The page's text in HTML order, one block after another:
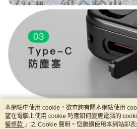
本網站中使用 cookie，欲查詢有關本網站使用
望在電腦上使用 cookie 時應如何變更電腦的
權條款 」之 Cookie 聲明。您繼續使用本網站即